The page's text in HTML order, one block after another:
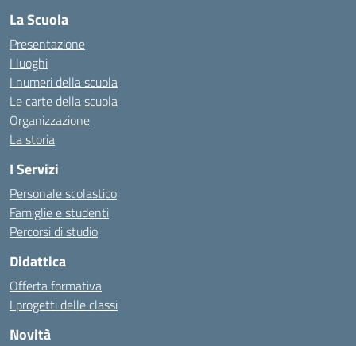
La Scuola
Presentazione
I luoghi
I numeri della scuola
Le carte della scuola
Organizzazione
La storia
I Servizi
Personale scolastico
Famiglie e studenti
Percorsi di studio
Didattica
Offerta formativa
I progetti delle classi
Novità